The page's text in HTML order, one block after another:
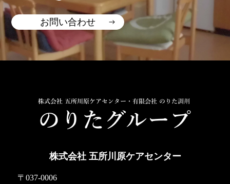
お問い合わせ
株式会社 五所川原ケアセンター
〒037-0006